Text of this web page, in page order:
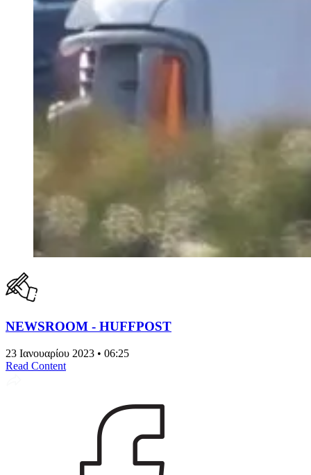
NEWSROOM - HUFFPOST
23 Ιανουαρίου 2023 • 06:25
Read Content